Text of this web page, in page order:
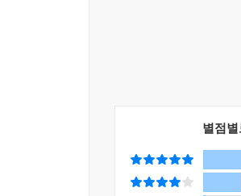
미국의 차별적 성장에 기반
미중 무역 전쟁의 향방은?
미래를 예측한다는 것은
때문이다. 우리는 지금 한
별점